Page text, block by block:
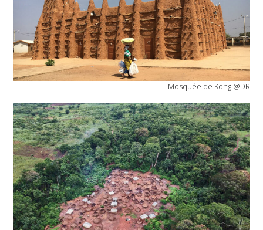
Mosquée de Kong @DR